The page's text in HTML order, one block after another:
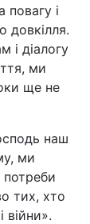
і
довкілля.
і діалогу
ми
ще не
наш
ми
потреби
тих, хто
війни».